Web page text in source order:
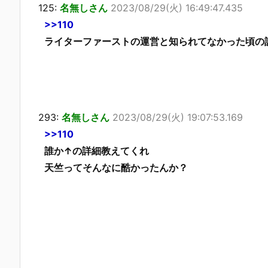
125: 名無しさん 2023/08/29(火) 16:49:47.435
>>110
ライターファーストの運営と知られてなかった頃の
293: 名無しさん 2023/08/29(火) 19:07:53.169
>>110
誰か↑の詳細教えてくれ
天竺ってそんなに酷かったんか？